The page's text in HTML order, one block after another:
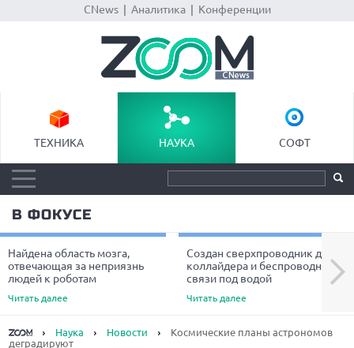
CNews| Аналитика| Конференции
ТЕХНИКА НАУКА СОФТ
В ФОКУСЕ
Найдена область мозга,
отвечающая за неприязнь
людей к роботам
Читать далее
Создан сверхпроводник для
коллайдера и беспроводной
связи под водой
Читать далее
Next
Наука Новости
Космические планы астрономов
деградируют